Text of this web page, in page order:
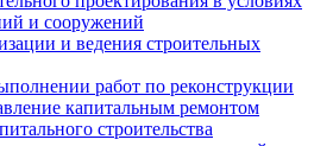
и сооружений
и ведения строительных
работ по реконструкции
капитальным ремонтом
строительства